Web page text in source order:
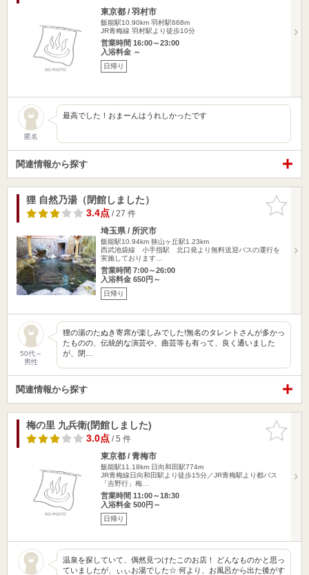
東京都 / 羽村市
飯能駅10.90km 羽村駅668m
JR青梅線 羽村駅より徒歩10分
営業時間 16:00～23:00
入浴料金 ～
日帰り
匿名
最高でした！おまーんはうれしかったです
関連情報から探す
お気に入
りに追加
狸 自然乃湯（閉館しました）
3.4点/ 27 件
埼玉県 / 所沢市
飯能駅10.94km 狭山ヶ丘駅1.23km
西武池袋線 小手指駅 北口発より無料送迎バスの運行を
実施しております…
営業時間 7:00～26:00
入浴料金 650円～
日帰り
50代～
男性
狸の湯のたぬき寄席が楽しみでした!無名のタレントさんが多かっ
たものの、伝統的な演芸や、曲芸等も有って、良く通いました
が、閉…
関連情報から探す
お気に入
りに追加
梅の里 九兵衛(閉館しました)
3.0点/ 5 件
東京都 / 青梅市
飯能駅11.18km 日向和田駅774m
JR青梅線日向和田駅より徒歩15分／JR青梅駅より都バス
「吉野行」梅…
営業時間 11:00～18:30
入浴料金 500円～
日帰り
温泉を探していて、偶然見つけたこのお店！ どんなものかと思っ
ていましたが、ぃぃお湯でした☆ 何より、お風呂から出た後がす